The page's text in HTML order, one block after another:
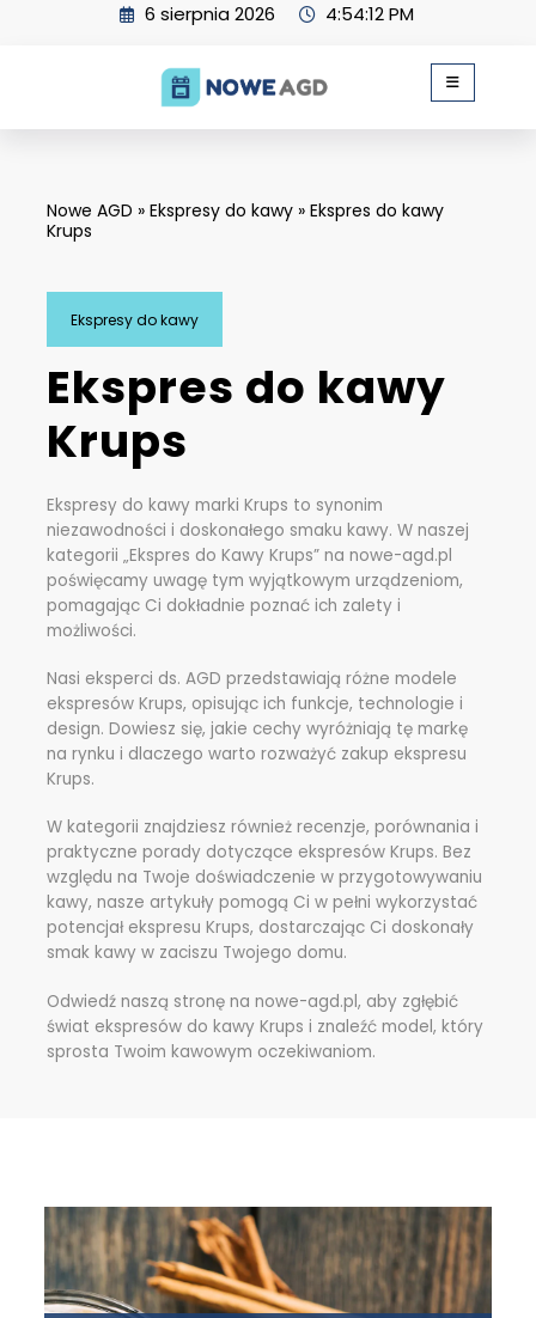
6 sierpnia 2026 4:54:13 PM
Nowe AGD »Ekspresy do kawy »Ekspres do kawy
Krups
Ekspresy do kawy
Ekspres do kawy
Krups
Ekspresy do kawy marki Krups to synonim
niezawodności i doskonałego smaku kawy. W naszej
kategorii „Ekspres do Kawy Krups” na nowe-agd.pl
poświęcamy uwagę tym wyjątkowym urządzeniom,
pomagając Ci dokładnie poznać ich zalety i
możliwości.
Nasi eksperci ds. AGD przedstawiają różne modele
ekspresów Krups, opisując ich funkcje, technologie i
design. Dowiesz się, jakie cechy wyróżniają tę markę
na rynku i dlaczego warto rozważyć zakup ekspresu
Krups.
W kategorii znajdziesz również recenzje, porównania i
praktyczne porady dotyczące ekspresów Krups. Bez
względu na Twoje doświadczenie w przygotowywaniu
kawy, nasze artykuły pomogą Ci w pełni wykorzystać
potencjał ekspresu Krups, dostarczając Ci doskonały
smak kawy w zaciszu Twojego domu.
Odwiedź naszą stronę na nowe-agd.pl, aby zgłębić
świat ekspresów do kawy Krups i znaleźć model, który
sprosta Twoim kawowym oczekiwaniom.